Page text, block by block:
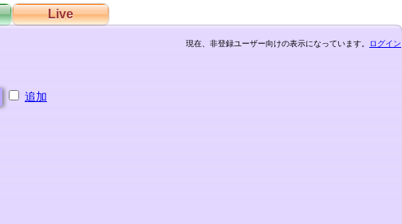
Live
現在、非登録ユーザー向けの表示になっています。 ログイン
追加